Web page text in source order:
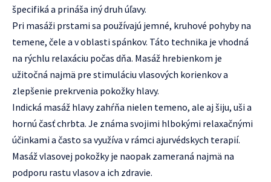
špecifiká a prináša iný druh úľavy.
Pri masáži prstami sa používajú jemné, kruhové pohyby na
temene, čele a v oblasti spánkov. Táto technika je vhodná
na rýchlu relaxáciu počas dňa. Masáž hrebienkom je
užitočná najmä pre stimuláciu vlasových korienkov a
zlepšenie prekrvenia pokožky hlavy.
Indická masáž hlavy zahŕňa nielen temeno, ale aj šiju, uši a
hornú časť chrbta. Je známa svojimi hlbokými relaxačnými
účinkami a často sa využíva v rámci ajurvédskych terapií.
Masáž vlasovej pokožky je naopak zameraná najmä na
podporu rastu vlasov a ich zdravie.